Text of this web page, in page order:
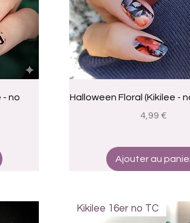
- no
Aperçu rapide
Halloween Floral (Kikilee -
Prix
4,99 €
Ajouter au
Kikilee 16er no TC